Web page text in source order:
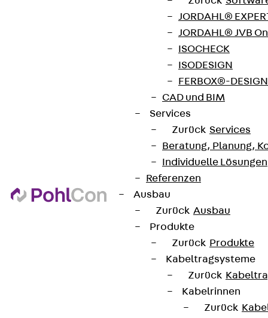
JORDAHL®
JORDAHL® JVB
ISOCHECK
ISODESIGN
FERBOX®-
CAD und BIM
Services
Zurück Services
Beratung, Planung,
Individuelle Lösungen
Referenzen
Ausbau
Zurück Ausbau
Produkte
Zurück Produkte
Kabeltragsysteme
Zurück
Kabelrinnen
Zurück